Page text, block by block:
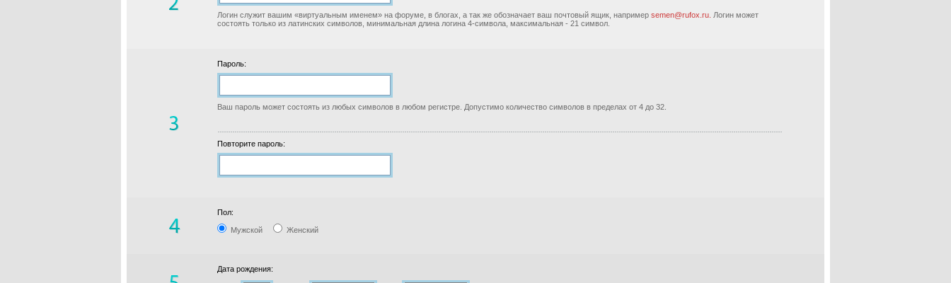
Логин служит вашим «виртуальным именем» на форуме, в блогах, а так же обозначает ваш почтовый ящик, например semen@rufox.ru. Логин может
состоять только из латинских символов, минимальная длина логина 4-символа, максимальная - 21 символ.
Пароль:
Ваш пароль может состоять из любых символов в любом регистре. Допустимо количество символов в пределах от 4 до 32.
Повторите пароль:
Пол:
Мужской Женский
Дата рождения: